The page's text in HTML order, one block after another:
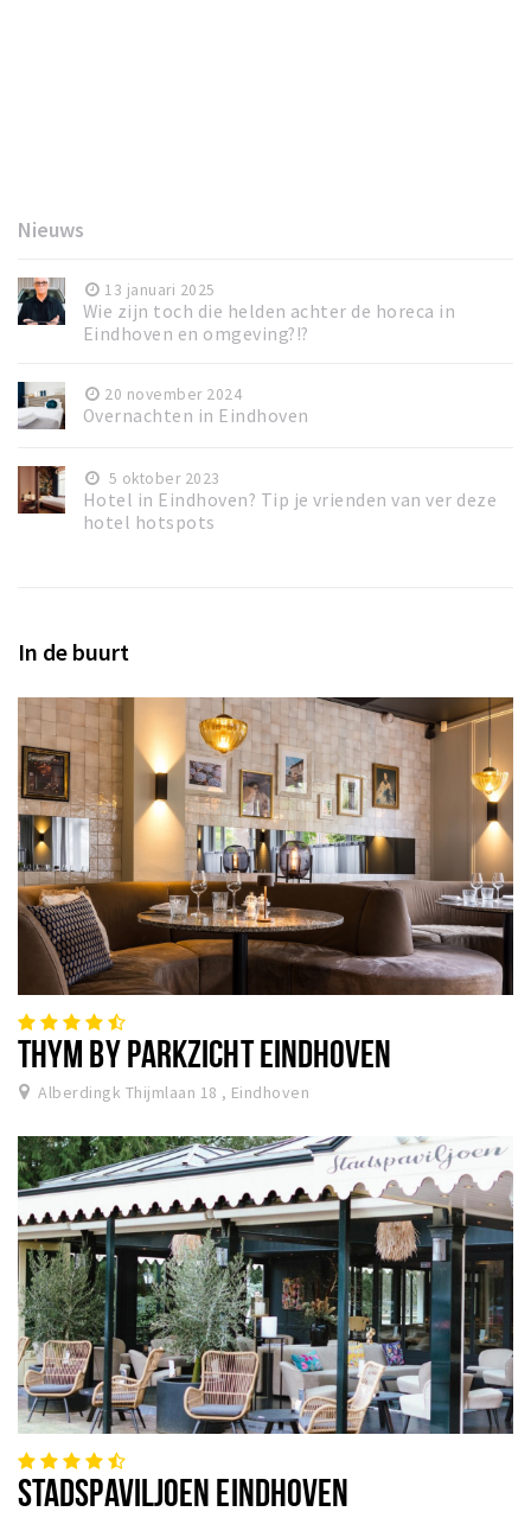
Nieuws
13 januari 2025
Wie zijn toch die helden achter de horeca in
Eindhoven en omgeving?!?
20 november 2024
Overnachten in Eindhoven
5 oktober 2023
Hotel in Eindhoven? Tip je vrienden van ver deze
hotel hotspots
In de buurt
THYM BY PARKZICHT EINDHOVEN
Alberdingk Thijmlaan 18 , Eindhoven
STADSPAVILJOEN EINDHOVEN